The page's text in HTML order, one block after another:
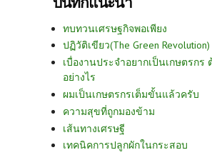
ทบทวนเศรษฐกิจพอเพียง
ปฏิวัติเขียว(The Green Revolution)
เบื่องานประจำอยากเป็นเกษตรกร
อย่างไร
ผมเป็นเกษตรกรเต็มขั้นแล้วครับ
ความสุขที่ถูกมองข้าม
เส้นทางเศรษฐี
เทคนิคการปลูกผักในกระสอบ